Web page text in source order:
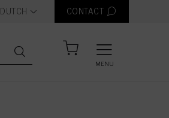
text.language
DUTCH CONTACT
MENU